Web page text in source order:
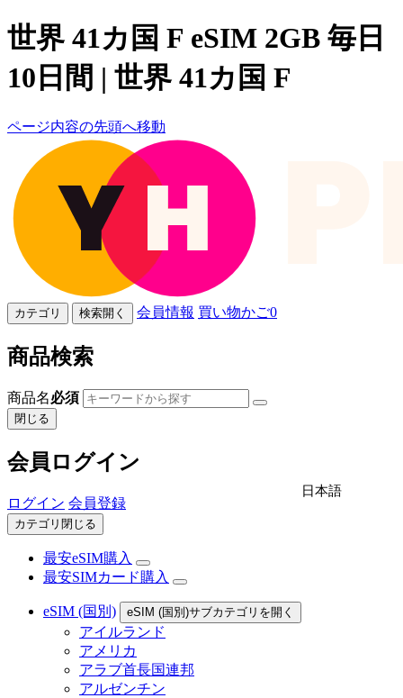
世界 41カ国 F eSIM 2GB 毎日
10日間 | 世界 41カ国 F
ページ内容の先頭へ移動
カテゴリ 検索開く 会員情報 買い物かご0
商品検索
商品名必須
閉じる
会員ログイン
ログイン 会員登録
日本語
カテゴリ閉じる
最安eSIM購入
最安SIMカード購入
eSIM (国別) eSIM (国別)サブカテゴリを開く
アイルランド
アメリカ
アラブ首長国連邦
アルゼンチン